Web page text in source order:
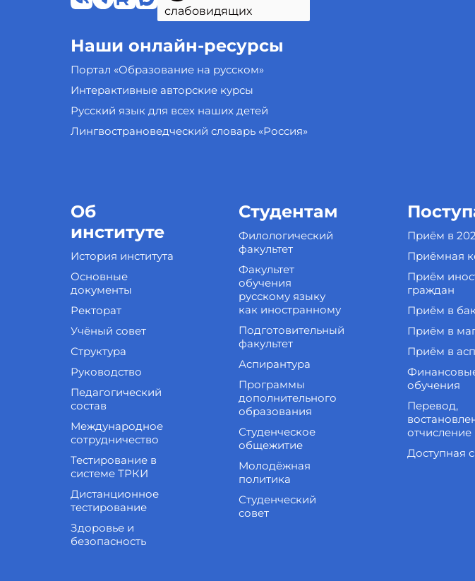
слабовидящих
Наши онлайн-ресурсы
Портал «Образование на русском»
Интерактивные авторские курсы
Русский язык для всех наших детей
Лингвострановедческий словарь «Россия»
Об
институте
История института
Основные
документы
Ректорат
Учёный совет
Структура
Руководство
Педагогический
состав
Международное
сотрудничество
Тестирование в
системе ТРКИ
Дистанционное
тестирование
Здоровье и
безопасность
Студентам
Филологический
факультет
Факультет
обучения
русскому языку
как иностранному
Подготовительный
факультет
Аспирантура
Программы
дополнительного
образования
Студенческое
общежитие
Молодёжная
политика
Студенческий
совет
Приём в
Приёмная
Приём
граждан
Приём в
Приём в
Приём в
обучения
Перевод,
отчисление
Доступная